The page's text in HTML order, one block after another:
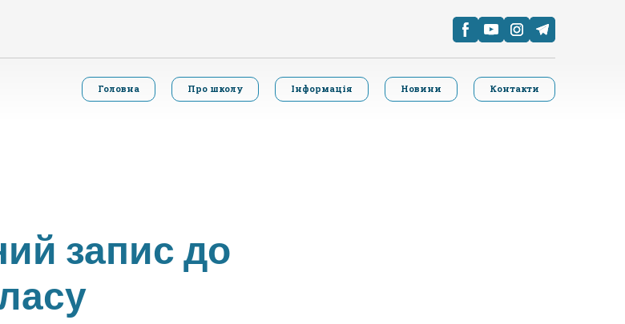
Головна Про школу Інформація Новини Контакти
запис до